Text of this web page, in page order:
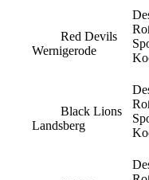
Red Devils
Wernigerode
Black Lions
Landsberg